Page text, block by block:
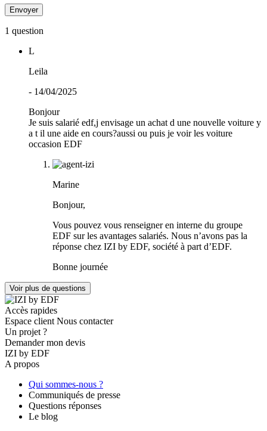
1 question
L
Leila
- 14/04/2025
Bonjour
Je suis salarié edf,j envisage un achat d une nouvelle voiture y
a t il une aide en cours?aussi ou puis je voir les voiture
occasion EDF
Marine
Bonjour,
Vous pouvez vous renseigner en interne du groupe
EDF sur les avantages salariés. Nous n’avons pas la
réponse chez IZI by EDF, société à part d’EDF.
Bonne journée
Voir plus de questions
Accès rapides
Espace client Nous contacter
Un projet ?
Demander mon devis
IZI by EDF
A propos
Qui sommes-nous ?
Communiqués de presse
Questions réponses
Le blog